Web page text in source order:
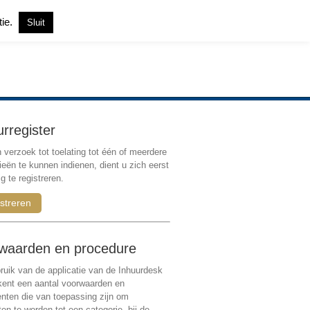
verzoek tot toelating tot één of meerdere
te kunnen indienen, dient u zich eerst
te registreren.
en procedure
van de applicatie van de Inhuurdesk
een aantal voorwaarden en
die van toepassing zijn om
Sluit